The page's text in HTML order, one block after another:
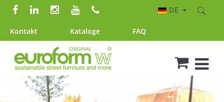
Kontakt Kataloge FAQ
DE